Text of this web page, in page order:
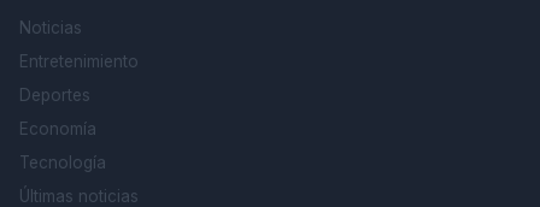
Noticias
Entretenimiento
Deportes
Economía
Tecnología
Últimas noticias